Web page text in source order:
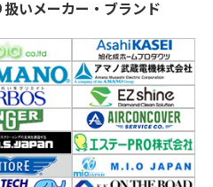
いメーカー・ブランド